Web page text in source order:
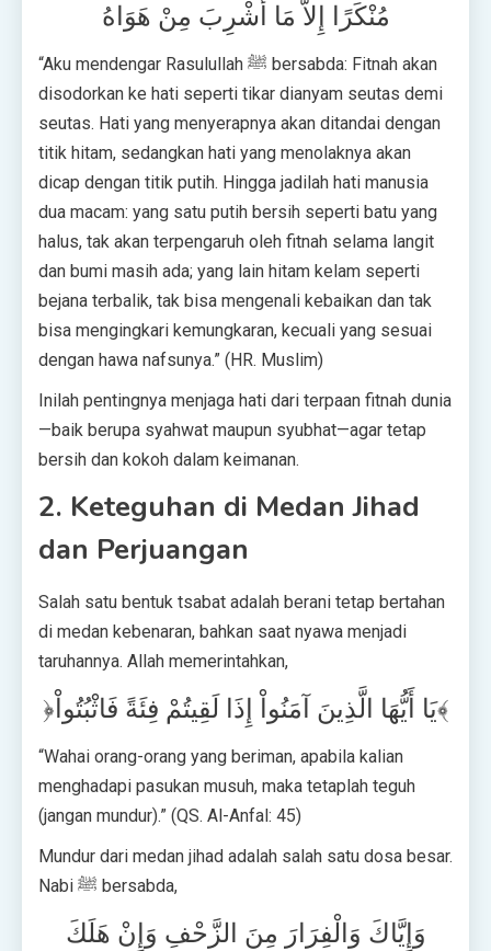
مُنْكَرًا إِلاَّ مَا أُشْرِبَ مِنْ هَوَاهُ
“Aku mendengar Rasulullah ﷺ bersabda: Fitnah akan
disodorkan ke hati seperti tikar dianyam seutas demi
seutas. Hati yang menyerapnya akan ditandai dengan
titik hitam, sedangkan hati yang menolaknya akan
dicap dengan titik putih. Hingga jadilah hati manusia
dua macam: yang satu putih bersih seperti batu yang
halus, tak akan terpengaruh oleh fitnah selama langit
dan bumi masih ada; yang lain hitam kelam seperti
bejana terbalik, tak bisa mengenali kebaikan dan tak
bisa mengingkari kemungkaran, kecuali yang sesuai
dengan hawa nafsunya.” (HR. Muslim)
Inilah pentingnya menjaga hati dari terpaan fitnah dunia
—baik berupa syahwat maupun syubhat—agar tetap
bersih dan kokoh dalam keimanan.
2. Keteguhan di Medan Jihad
dan Perjuangan
Salah satu bentuk tsabat adalah berani tetap bertahan
di medan kebenaran, bahkan saat nyawa menjadi
taruhannya. Allah memerintahkan,
﴿يَا أَيُّهَا الَّذِينَ آمَنُواْ إِذَا لَقِيتُمْ فِئَةً فَاثْبُتُواْ﴾
“Wahai orang-orang yang beriman, apabila kalian
menghadapi pasukan musuh, maka tetaplah teguh
(jangan mundur).” (QS. Al-Anfal: 45)
Mundur dari medan jihad adalah salah satu dosa besar.
Nabi ﷺ bersabda,
وَإِيَّاكَ وَالْفِرَارَ مِنَ الزَّحْفِ وَإِنْ هَلَكَ